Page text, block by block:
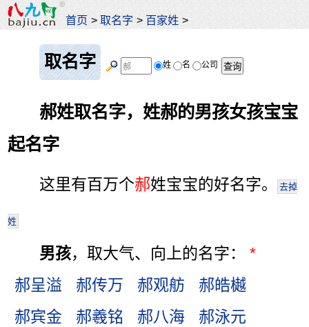
首页 >取名字 > 百家姓 >
取名字 姓 名 公司
郝姓取名字，姓郝的男孩女孩宝宝
起名字
这里有百万个郝姓宝宝的好名字。 去掉
姓
男孩，取大气、向上的名字：*
郝呈溢
郝传万 郝观舫
郝皓樾
郝宾金
郝羲铭 郝八海
郝泳元